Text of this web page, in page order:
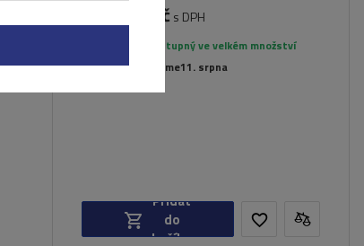
4 341,00 Kč s DPH
Produkt dostupný ve velkém množství
Již nyní zašleme11. srpna
Přidat
do
košíku